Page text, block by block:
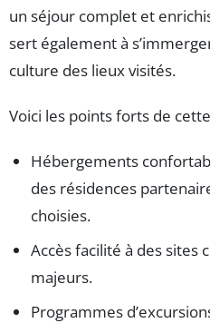
un séjour complet et
sert également à
culture des lieux visités.
Voici les points forts de
Hébergements
des résidences
choisies.
Accès facilité à des sites
majeurs.
Programmes